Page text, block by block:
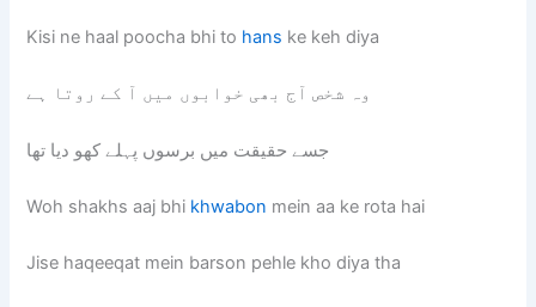
Kisi ne haal poocha bhi to hans ke keh diya
وہ شخص آج بھی خوابوں میں آ کے روتا ہے
جسے حقیقت میں برسوں پہلے کھو دیا تھا
Woh shakhs aaj bhi khwabon mein aa ke rota hai
Jise haqeeqat mein barson pehle kho diya tha